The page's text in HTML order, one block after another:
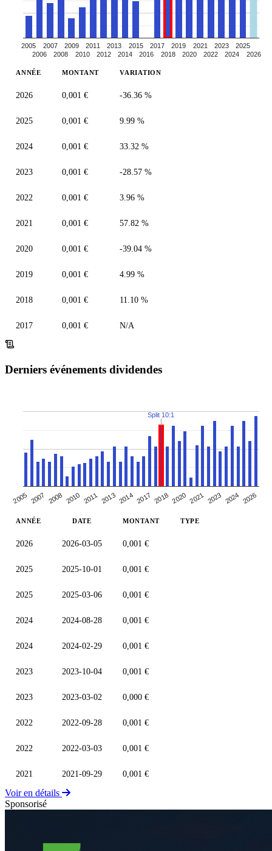
2005
2006
2007
2008
2009
2010
2011
2012
2013
2014
2015
2016
2017
2018
2019
2020
2021
2022
2023
2024
2025
2026
ANNÉE MONTANT VARIATION
2026 0,001 € -36.36 %
2025 0,001 € 9.99 %
2024 0,001 € 33.32 %
2023 0,001 € -28.57 %
2022 0,001 € 3.96 %
2021 0,001 € 57.82 %
2020 0,001 € -39.04 %
2019 0,001 € 4.99 %
2018 0,001 € 11.10 %
2017 0,001 € N/A
Derniers événements dividendes
2005 2007 2008 2010 2011 2013 2014 2017 2018 2020 2021 2023 2024 2026
Split 10:1
ANNÉE DATE MONTANT TYPE
2026 2026-03-05 0,001 €
2025 2025-10-01 0,001 €
2025 2025-03-06 0,001 €
2024 2024-08-28 0,001 €
2024 2024-02-29 0,001 €
2023 2023-10-04 0,001 €
2023 2023-03-02 0,000 €
2022 2022-09-28 0,001 €
2022 2022-03-03 0,001 €
2021 2021-09-29 0,001 €
Voir en détails
Sponsorisé